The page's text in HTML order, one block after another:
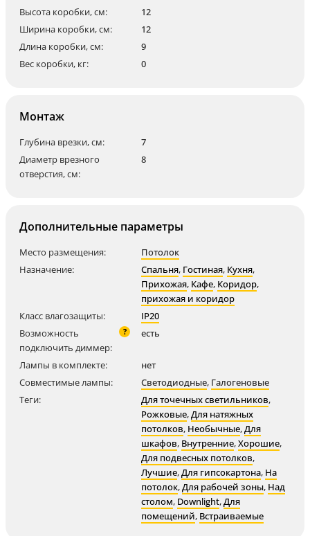
Высота коробки, см:
12
Ширина коробки, см:
12
Длина коробки, см:
9
Вес коробки, кг:
0
Монтаж
Глубина врезки, см:
7
Диаметр врезного
отверстия, см:
8
Дополнительные параметры
Место размещения:
Потолок
Назначение:
Спальня, Гостиная, Кухня,
Прихожая, Кафе, Коридор,
прихожая и коридор
Класс влагозащиты:
IP20
Возможность
подключить диммер:
? есть
Лампы в комплекте:
нет
Совместимые лампы:
Светодиодные, Галогеновые
Теги:
Для точечных светильников,
Рожковые,Для натяжных
потолков, Необычные,Для
шкафов, Внутренние,Хорошие,
Для подвесных потолков,
Лучшие,Для гипсокартона, На
потолок,Для рабочей зоны, Над
столом, Downlight,Для
помещений, Встраиваемые